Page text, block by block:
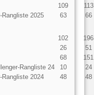
109
113
2025
63 66
102
196
26
51
68
151
Rangliste 24
10
24
2024
48 48